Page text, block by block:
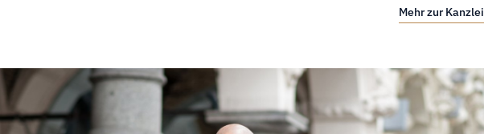
Mehr zur Kanzlei